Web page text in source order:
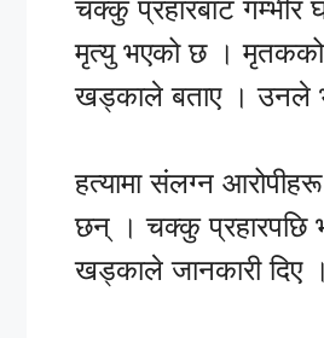
चक्कु प्रहारबाट
मृत्यु भएको छ । मृतकको
खड्काले बताए । उनले
हत्यामा संलग्न
छन् । चक्कु प्रहारपछि
खड्काले जानकारी दिए ।